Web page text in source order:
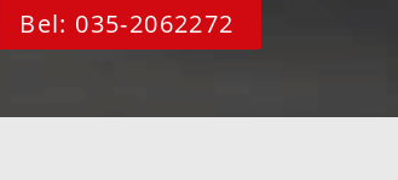
Bel: 035-2062272